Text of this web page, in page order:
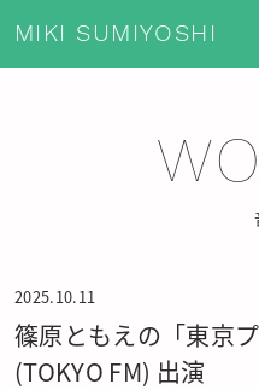
MIKI SUMIYOSHI
2025.10.11
篠原ともえの「東京
(TOKYO FM) 出演